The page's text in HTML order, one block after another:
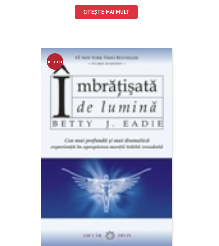
CITEȘTE MAI MULT
REDUCE
RE!